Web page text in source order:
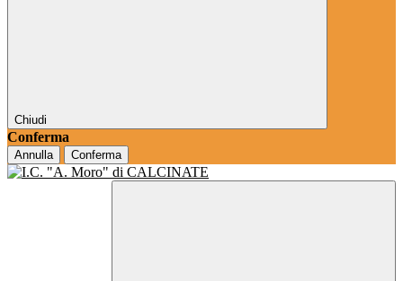
Chiudi
Conferma
Annulla Conferma